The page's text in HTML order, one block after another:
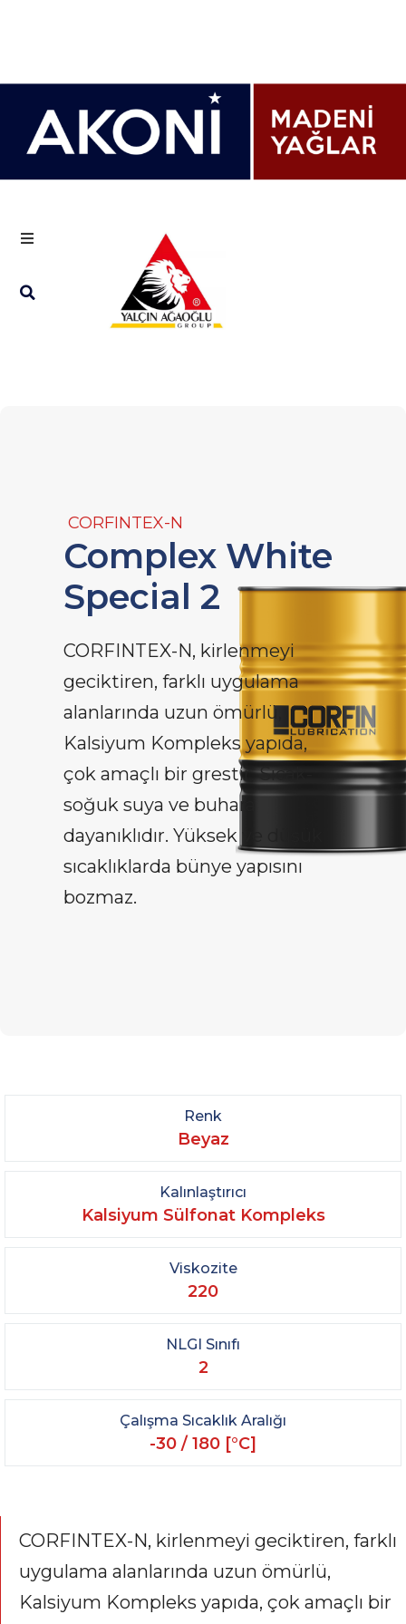
CORFINTEX-N
Complex White
Special 2
CORFINTEX-N, kirlenmeyi
geciktiren, farklı uygulama
alanlarında uzun ömürlü,
Kalsiyum Kompleks yapıda,
çok amaçlı bir grestir. Sıcak-
soğuk suya ve buhara
dayanıklıdır. Yüksek ve düşük
sıcaklıklarda bünye yapısını
bozmaz.
Renk
Beyaz
Kalınlaştırıcı
Kalsiyum Sülfonat Kompleks
Viskozite
220
NLGI Sınıfı
2
Çalışma Sıcaklık Aralığı
-30 / 180 [°C]
CORFINTEX-N, kirlenmeyi geciktiren, farklı
uygulama alanlarında uzun ömürlü,
Kalsiyum Kompleks yapıda, çok amaçlı bir